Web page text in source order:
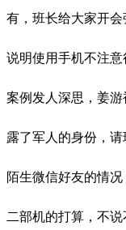
有，班长给大家开
说明使用手机不注
案例发人深思，姜
露了军人的身份，
陌生微信好友的情
二部机的打算，不